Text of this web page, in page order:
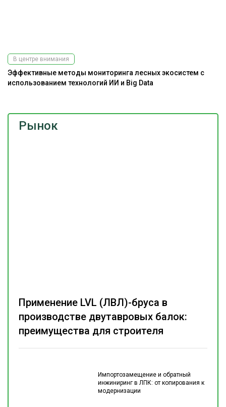
Рынок
Импортозамещение и обратный
инжиниринг в ЛПК: от копирования к
модернизации
Применение LVL (ЛВЛ)-бруса в
производстве двутавровых балок:
преимущества для строителя
В центре внимания
Эффективные методы мониторинга лесных экосистем с
использованием технологий ИИ и Big Data